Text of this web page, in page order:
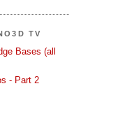
TV
Bases (all
- Part 2